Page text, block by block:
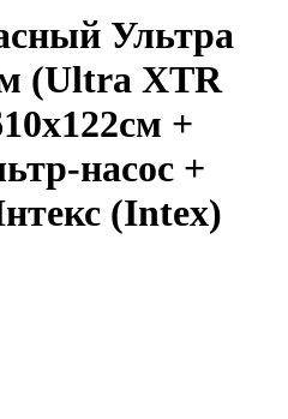
Ультра
(Ultra XTR
+
насос +
(Intex)